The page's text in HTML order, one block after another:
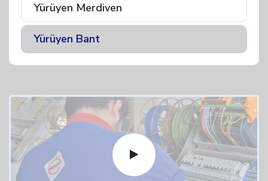
Yürüyen Merdiven
Yürüyen Bant